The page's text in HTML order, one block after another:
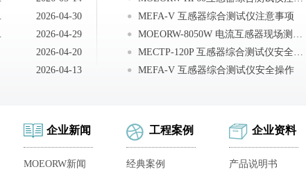
事项
2026-04-30
操作
2026-04-29
2026-04-20
2026-04-13
MEFA-V 互感器综合测试仪注意事项
MOEORW-8050W 电流互感器现场测试仪仪器保养
MECTP-120P 互感器综合测试仪安全注意事项
MEFA-V 互感器综合测试仪安全操作
企业新闻
MOEORW新闻
工程案例
经典案例
企业资料
产品说明书